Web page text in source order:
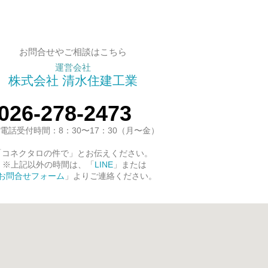
お問合せやご相談はこちら
運営会社
株式会社 清水住建工業
278-2473
電話受付時間：8：30〜17：30（月〜金）
コネクタロの件で」とお伝えください。
※上記以外の時間は、「 LINE」または
問合せフォーム 」よりご連絡ください。